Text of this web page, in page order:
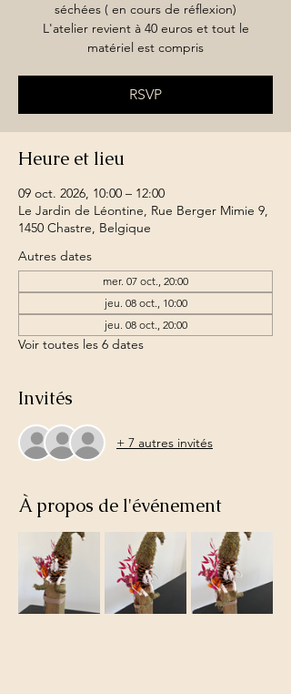
séchées ( en cours de réflexion)
L'atelier revient à 40 euros et tout le
matériel est compris
RSVP
Heure et lieu
09 oct. 2026, 10:00 – 12:00
Le Jardin de Léontine, Rue Berger Mimie 9,
1450 Chastre, Belgique
Autres dates
mer. 07 oct., 20:00
jeu. 08 oct., 10:00
jeu. 08 oct., 20:00
Voir toutes les 6 dates
Invités
+ 7 autres invités
À propos de l'événement